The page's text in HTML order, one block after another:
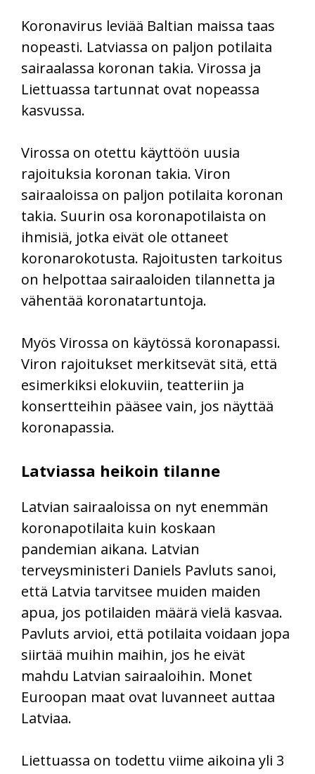
Koronavirus leviää Baltian maissa taas
nopeasti. Latviassa on paljon potilaita
sairaalassa koronan takia. Virossa ja
Liettuassa tartunnat ovat nopeassa
kasvussa.
Virossa on otettu käyttöön uusia
rajoituksia koronan takia. Viron
sairaaloissa on paljon potilaita koronan
takia. Suurin osa koronapotilaista on
ihmisiä, jotka eivät ole ottaneet
koronarokotusta. Rajoitusten tarkoitus
on helpottaa sairaaloiden tilannetta ja
vähentää koronatartuntoja.
Myös Virossa on käytössä koronapassi.
Viron rajoitukset merkitsevät sitä, että
esimerkiksi elokuviin, teatteriin ja
konsertteihin pääsee vain, jos näyttää
koronapassia.
Latviassa heikoin tilanne
Latvian sairaaloissa on nyt enemmän
koronapotilaita kuin koskaan
pandemian aikana. Latvian
terveysministeri Daniels Pavluts sanoi,
että Latvia tarvitsee muiden maiden
apua, jos potilaiden määrä vielä kasvaa.
Pavluts arvioi, että potilaita voidaan jopa
siirtää muihin maihin, jos he eivät
mahdu Latvian sairaaloihin. Monet
Euroopan maat ovat luvanneet auttaa
Latviaa.
Liettuassa on todettu viime aikoina yli 3